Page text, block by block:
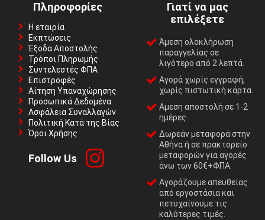
Πληροφορίες
Η εταιρία
Εκπτώσεις
Έξοδα Αποστολής
Τρόποι Πληρωμής
Συντελεστές ΦΠΑ
Επιστροφές
Αίτηση Υπαναχώρησης
Προσωπικά Δεδομένα
Ασφάλεια Συναλλαγών
Πολιτική Κατά της Βίας
Όροι Χρήσης
Follow Us
Γιατί να μας
επιλέξετε
Άμεση ολοκλήρωση
παραγγελίας σε
λιγότερο από 2 λεπτά.
Αγορά χωρίς εγγραφή,
χωρίς πιστωτική κάρτα.
Αμεση αποστολή σε 1-2
ημέρες.
Δωρεάν μεταφορά στην
Αθήνα ή σε πρακτορείο
μεταφορών για αγορές
άνω των 60€+ΦΠΑ.
Αγοράζουμε απευθείας
από εργοστάσια και
πετυχαίνουμε τις
καλύτερες τιμές.